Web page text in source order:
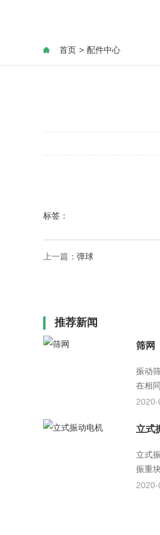
首页 > 配件中心
标签：
上一篇： 弹球
推荐新闻
筛网
振动
在相
2020-
立式
立式
振重
2020-